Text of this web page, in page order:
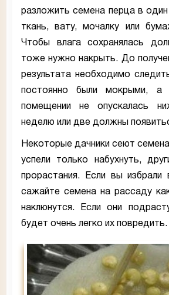
разложить семена перца в
ткань, вату, мочалку или
Чтобы влага сохранялась
тоже нужно накрыть. До
результата необходимо
постоянно были мокрыми, а
помещении не опускалась
неделю или две должны
Некоторые дачники сеют
успели только набухнуть,
прорастания. Если вы избрали
сажайте семена на рассаду
наклюнутся. Если они
будет очень легко их повредить.